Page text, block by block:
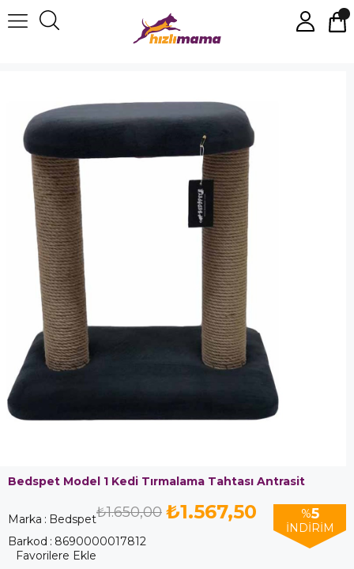
Bedspet Model 1 Kedi Tırmalama Tahtası Antrasit
Marka : Bedspet %5
İNDIRIM
₺1.650,00 ₺1.567,50
Barkod : 8690000017812
Favorilere Ekle